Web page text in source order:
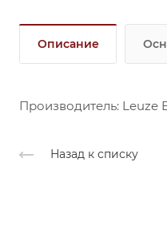
Описание
Производитель: Leuze
Назад к списку